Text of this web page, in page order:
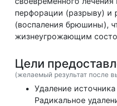
перфорации (разрыву) и
(воспаления брюшины),
жизнеугрожающим
Цели
(желаемый результат после
Удаление
Радикальное